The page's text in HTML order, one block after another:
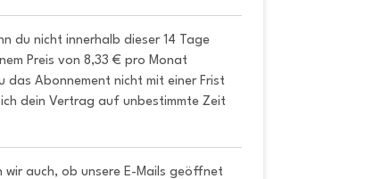
du nicht innerhalb dieser 14 Tage
Preis von 8,33 € pro Monat
Abonnement nicht mit einer Frist
dein Vertrag auf unbestimmte Zeit
auch, ob unsere E-Mails geöffnet